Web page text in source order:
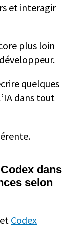
et interagir
plus loin
quelques
dans tout
dans
selon
et Codex